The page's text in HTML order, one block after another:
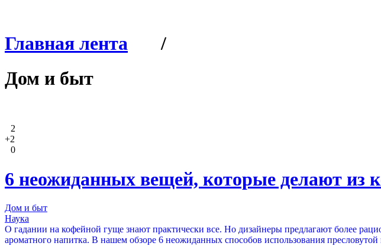
Главная лента
/
Дом и быт
2
+2
0
6 неожиданных вещей, которые делают из
Дом и быт
Наука
О гадании на кофейной гуще знают практически все. Но дизайнеры предлагают более
ароматного напитка. В нашем обзоре 6 неожиданных способов использования